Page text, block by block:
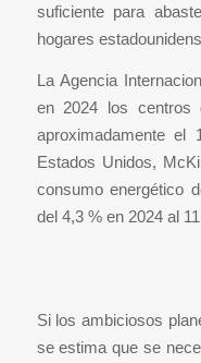
suficiente para
hogares
La Agencia
en 2024 los centros
aproximadamente
Estados Unidos,
consumo energético
del 4,3 % en 2024 al
Si los ambiciosos
se estima que se